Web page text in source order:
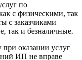
по
с физическими, так
с заказчиками
так и безналичные.
при оказании услуг
ИП не вправе